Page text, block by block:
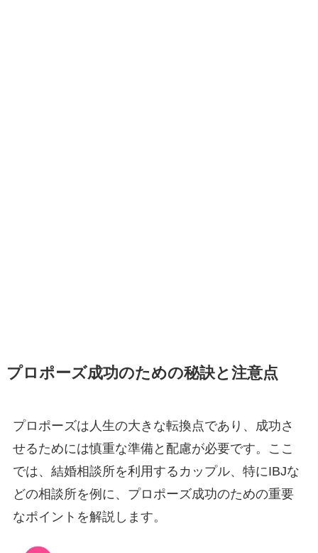
プロポーズ成功のための秘訣と注意点
プロポーズは人生の大きな転換点であり、成功さ
せるためには慎重な準備と配慮が必要です。ここ
では、結婚相談所を利用するカップル、特にIBJな
どの相談所を例に、プロポーズ成功のための重要
なポイントを解説します。